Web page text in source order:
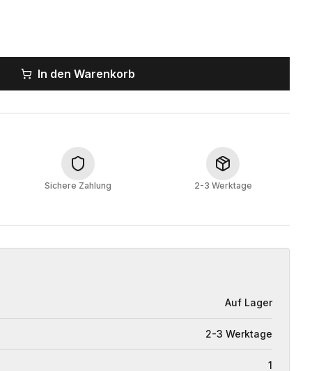
In den Warenkorb
Sichere Zahlung 2-3 Werktage
Auf Lager
2-3 Werktage
1